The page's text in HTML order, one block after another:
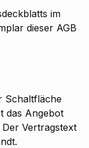
im
dieser AGB
Schaltfläche
das Angebot
Vertragstext